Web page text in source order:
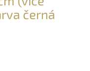
černá